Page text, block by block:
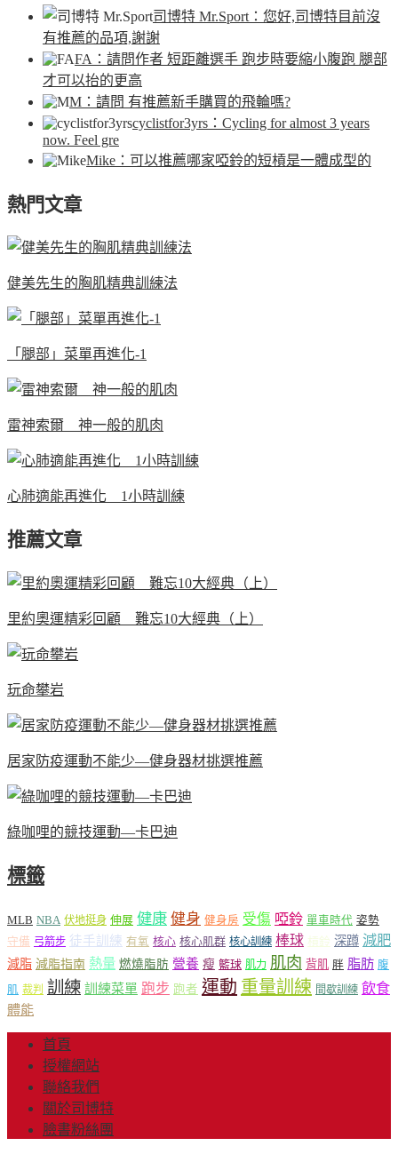
司博特 Mr.Sport ：您好,司博特目前沒
有推薦的品項,謝謝
FA ：請問作者 短距離選手 跑步時要縮小腹跑 腿部
才可以抬的更高
M ：請問 有推薦新手購買的飛輪嗎?
cyclistfor3yrs ：Cycling for almost 3 years
now. Feel gre
Mike ：可以推薦哪家啞鈴的短槓是一體成型的
熱門文章
健美先生的胸肌精典訓練法
「腿部」菜單再進化-1
雷神索爾 神一般的肌肉
心肺適能再進化 1小時訓練
推薦文章
里約奧運精彩回顧 難忘10大經典（上）
玩命攀岩
居家防疫運動不能少—健身器材挑選推薦
綠咖哩的競技運動—卡巴迪
標籤
MLB NBA 伏地挺身 伸展 健康 健身 健身房 受傷 啞鈴 單車時代 姿勢
守備 弓箭步 徒手訓練 有氧 核心 核心肌群 核心訓練 棒球 槓鈴 深蹲 減肥
減脂 減脂指南 熱量 燃燒脂肪 營養 瘦 籃球 肌力 肌肉 背肌 胖 脂肪 腹
肌 裁判 訓練 訓練菜單 跑步 跑者 運動 重量訓練 間歇訓練 飲食
體能
首頁
授權網站
聯絡我們
關於司博特
臉書粉絲團